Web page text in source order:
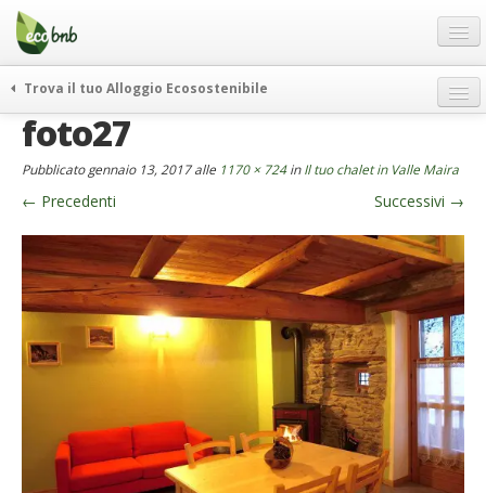
Menu
Salta
contenuto
Offerte Speciali
Regali
FAQ
Partner
Contatti
Italiano
English
Spanish
Trova il tuo Alloggio Ecosostenibile
weekend green
news ed eventi
ecohotel
rassegna stampa
foto27
Pubblicatogennaio 13, 2017alle 1170 × 724inIl tuo chalet in Valle Maira
← Precedenti Successivi →